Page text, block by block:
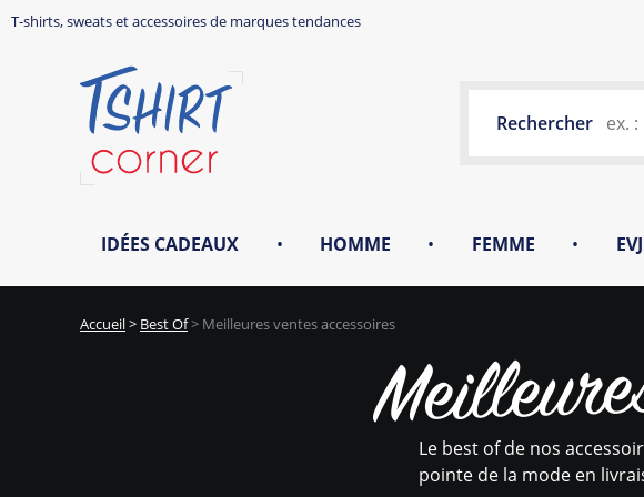
T-shirts, sweats et accessoires de marques tendances
Rechercher
IDÉES CADEAUX • HOMME • FEMME •
Accueil> Best Of> Meilleures ventes accessoires
Le best of de nos
pointe de la mode en